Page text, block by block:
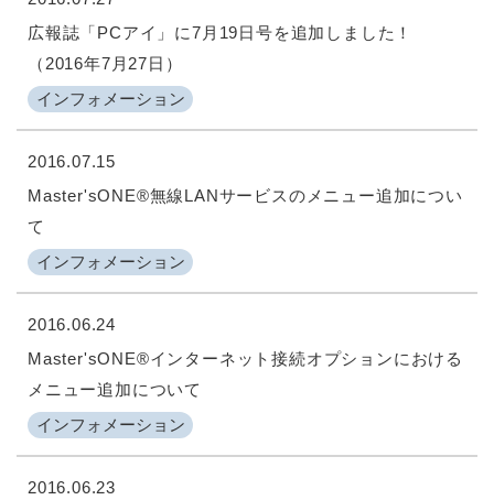
インフォメーション
広報誌「PCアイ」に7月19日号を追加しました！
（2016年7月27日）
2016.07.15
インフォメーション
Master'sONE®無線LANサービスのメニュー追加につい
て
2016.06.24
インフォメーション
Master'sONE®インターネット接続オプションにおける
メニュー追加について
2016.06.23